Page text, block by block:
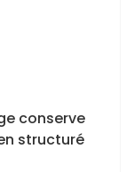
conserve
structuré